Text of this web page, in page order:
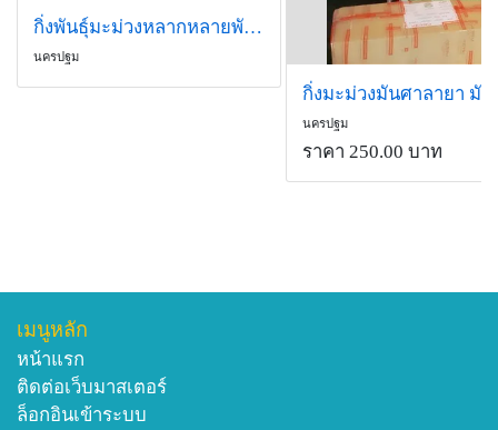
กิ่งพันธุ์มะม่วงหลากหลายพันธุ์
นครปฐม
นครปฐม
ราคา 250.00 บาท
เมนูหลัก
หน้าแรก
ติดต่อเว็บมาสเตอร์
ล็อกอินเข้าระบบ